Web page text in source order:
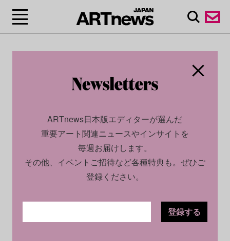
2025.07.11
ARTnews日本版エディターが選んだ
重要アート関連ニュースやインサイトを
毎週お届けします。
その他、イベントご招待など各種特典も。ぜひご
登録ください。
登録する